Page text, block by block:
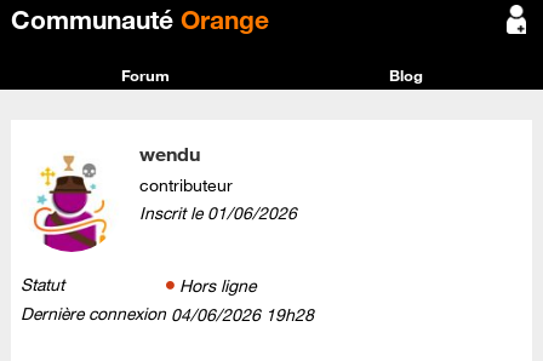
Communauté Orange
Forum Blog
wendu
contributeur
Inscrit le‎01/06/2026
Statut
Hors ligne
Dernière connexion ‎04/06/2026 19h28